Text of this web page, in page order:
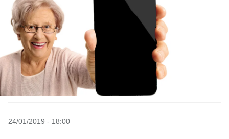
24/01/2019 - 18:00